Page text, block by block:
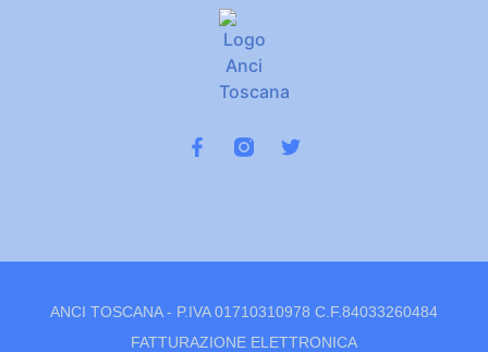
ANCI TOSCANA - P.IVA 01710310978 C.F.84033260484
FATTURAZIONE ELETTRONICA